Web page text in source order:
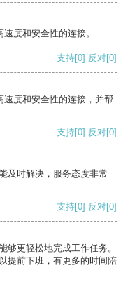
度和安全性的连接。
支持[0] 反对[0]
度和安全性的连接，并帮
支持[0] 反对[0]
及时解决，服务态度非常
支持[0] 反对[0]
够更轻松地完成工作任务。
提前下班，有更多的时间陪